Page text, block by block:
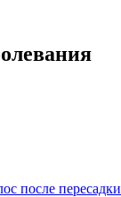
после пересадки